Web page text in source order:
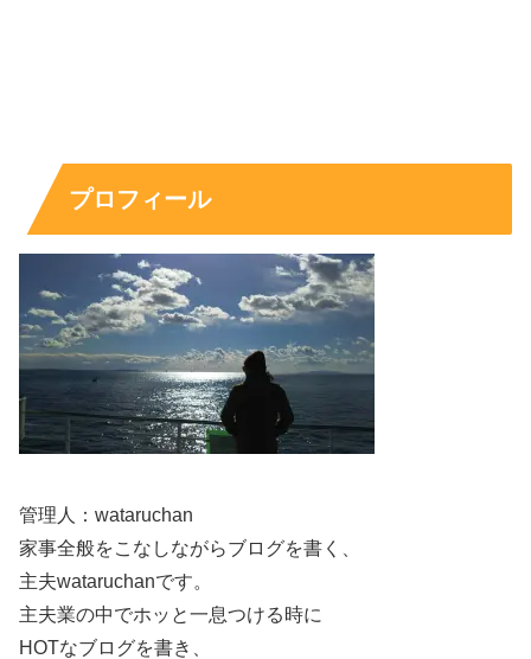
プロフィール
管理人：wataruchan
家事全般をこなしながらブログを書く、
主夫wataruchanです。
主夫業の中でホッと一息つける時に
HOTなブログを書き、